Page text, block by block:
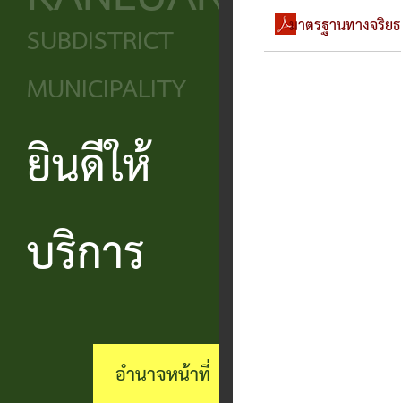
พื้น
ฐาน
วิสัยทัศน์
และ
ยุทธศาสตร์
อำนาจ
หน้าที่
ศูนย์ช่วย
ประชาชน
แบบ
ฟอร์ม
ต่างๆ
แบบสอบถาม
โครงสร้าง
บริหาร
โครงสร้าง
ส่วน
ราชการ
สำนัก
งาน
ข้อมูล
ข่าวสาร
สถานะ
ทางการ
ประชาชน
เดือด
ร้อน
ร้อง
ร้อง
ทุกข์
กระดาน
สนทนา
SUBDISTRICT
MUNICIPALITY
ยินดีให้
บริการ
อำนาจหน้าที่
มาตรฐานทางจริ